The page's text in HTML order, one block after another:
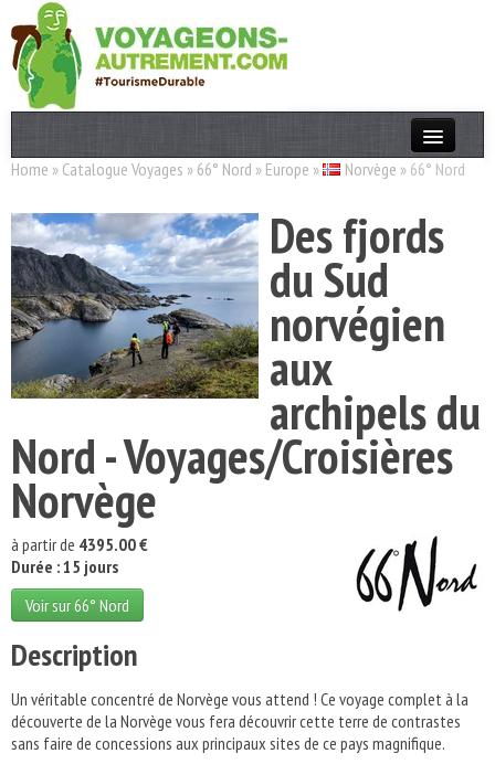
Actualités
T. Responsable
Destinations
Acteurs
Thèmes
Home » Catalogue Voyages » 66° Nord » Europe » Norvège » 66° Nord
Des fjords
du Sud
norvégien
aux
archipels du
Nord - Voyages/Croisières
Norvège
à partir de 4395.00 €
Durée : 15 jours
Voir sur 66° Nord
Description
Un véritable concentré de Norvège vous attend ! Ce voyage complet à la
découverte de la Norvège vous fera découvrir cette terre de contrastes
sans faire de concessions aux principaux sites de ce pays magnifique.